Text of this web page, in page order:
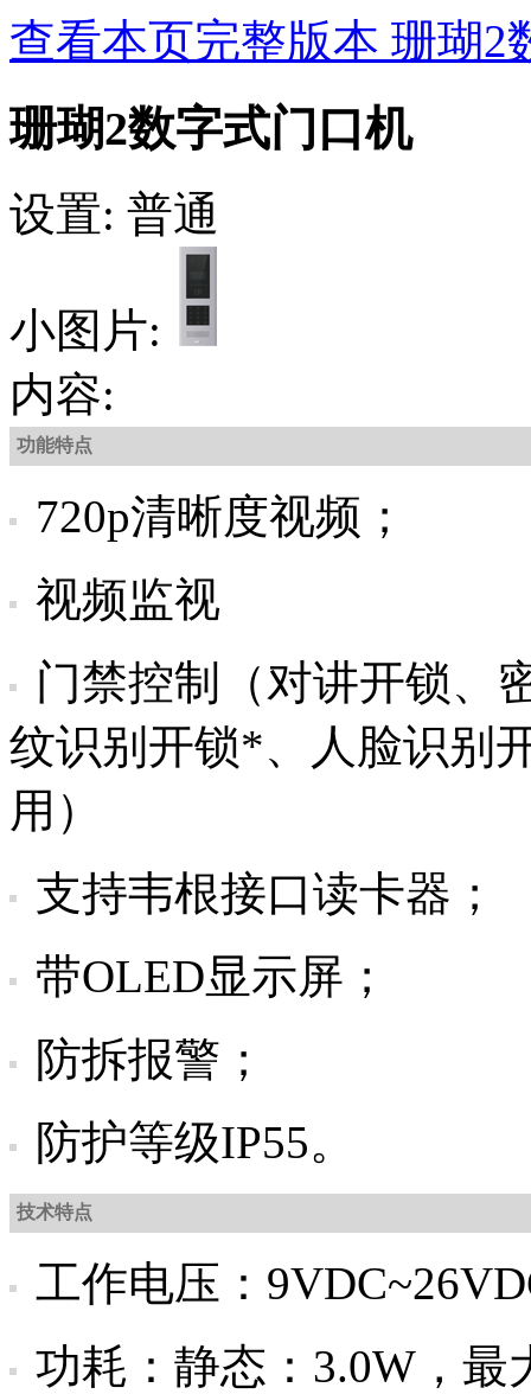
查看本页完整版本 珊瑚2
珊瑚2数字式门口机
设置: 普通
小图片:
内容:
功能特点
720p清晰度视频；
视频监视
门禁控制（对讲开锁、
纹识别开锁*、人脸识别
用）
支持韦根接口读卡器；
带OLED显示屏；
防拆报警；
防护等级IP55。
技术特点
工作电压：
功耗：静态：3.0W，最